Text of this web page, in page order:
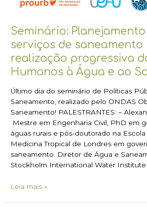
Seminário:
serviços de saneamento
realização progressiva
Humanos à Água e ao
Último dia do seminário de Políticas
Saneamento, realizado pelo ONDAS
Saneamento! PALESTRANTES: –
Mestre em Engenharia Civil, PhD em
águas rurais e pós-doutorado na
Medicina Tropical de Londres em
saneamento. Diretor de Água e
Stockholm International Water Institute
Leia mais »